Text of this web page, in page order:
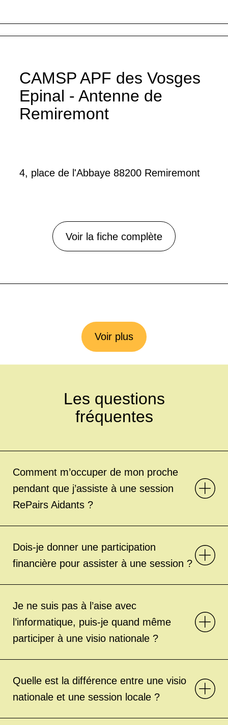
CAMSP APF des Vosges
Epinal - Antenne de
Remiremont
4, place de l'Abbaye 88200 Remiremont
Voir la fiche complète
Voir plus
Les questions
fréquentes
Comment m’occuper de mon proche
pendant que j’assiste à une session
RePairs Aidants ?
Dois-je donner une participation
financière pour assister à une session ?
Je ne suis pas à l’aise avec
l’informatique, puis-je quand même
participer à une visio nationale ?
Quelle est la différence entre une visio
nationale et une session locale ?